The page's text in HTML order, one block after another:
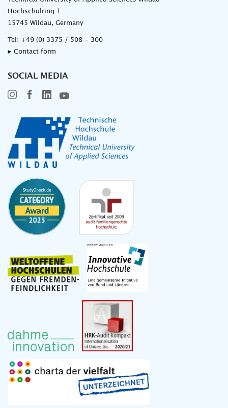
Hochschulring 1
15745 Wildau, Germany
Tel: +49 (0) 3375 / 508 - 300
▸ Contact form
SOCIAL MEDIA